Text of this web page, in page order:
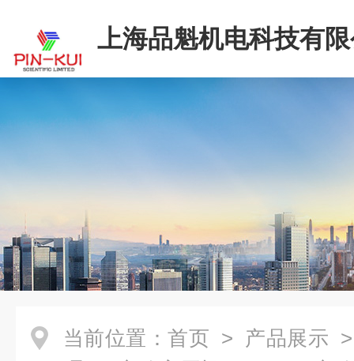
上海品魁机电科技有
当前位置： 首页 > 产品展示